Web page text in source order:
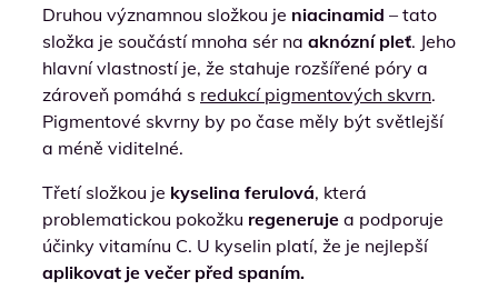
Druhou významnou složkou je niacinamid – tato
složka je součástí mnoha sér na aknózní pleť. Jeho
hlavní vlastností je, že stahuje rozšířené póry a
zároveň pomáhá s redukcí pigmentových skvrn.
Pigmentové skvrny by po čase měly být světlejší
a méně viditelné.
Třetí složkou je kyselina ferulová, která
problematickou pokožku regeneruje a podporuje
účinky vitamínu C. U kyselin platí, že je nejlepší
aplikovat je večer před spaním.